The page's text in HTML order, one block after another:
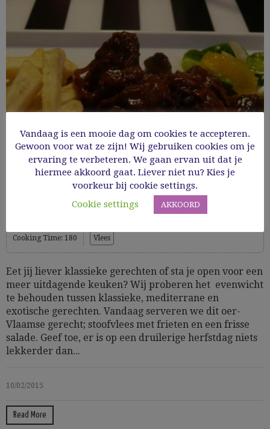
Cooking Time: 180 Vlees
Eet jij liever klassieke gerechten of sta je open voor een
meer uitdagende keuken? Wij proberen het evenwicht
te behouden tussen klassieke, mediterrane en
exotische gerechten. Vandaag serveren we dit oer-
Vlaamse gerecht; stoofvlees met frieten en een frisse
salade. Geef toe, er is op een druilerige herfstdag niets
lekkerder dan...
10/02/2015
Read More
Vandaag is een mooie dag om cookies te accepteren.
Gewoon voor wat ze zijn! Wij gebruiken cookies om je
ervaring te verbeteren. We gaan ervan uit dat je
hiermee akkoord gaat. Liever niet nu? Kies je
voorkeur bij cookie settings.
Cookie settings
AKKOORD